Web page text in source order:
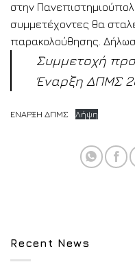
στην
συμμετέχοντες θα
παρακολούθησης.
Συμμετοχή
Έναρξη ΔΠΜΣ
ΕΝΑΡΞΗ ΔΠΜΣ Λήψη
Recent News